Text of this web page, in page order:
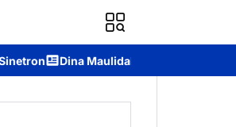
Terpilih Aklamasi Pimpin Perempuan